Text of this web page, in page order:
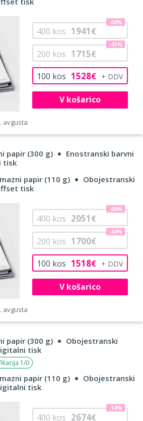
100 kos 1528€
200 kos 1715€
-43%
400 kos 1941€
-68%
V košarico
avgusta
papir (300 g)
Enostranski barvni
tisk
papir (110 g)
Obojestranski
tisk
100 kos 1518€
200 kos 1700€
-44%
400 kos 2051€
-66%
V košarico
avgusta
papir (300 g)
Obojestranski
tisk
1/0
papir (110 g)
Obojestranski
tisk
400 kos 2674€
-14%